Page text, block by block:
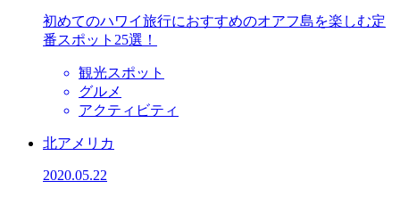
初めてのハワイ旅行におすすめのオアフ島を楽しむ定
番スポット25選！
観光スポット
グルメ
アクティビティ
北アメリカ
2020.05.22